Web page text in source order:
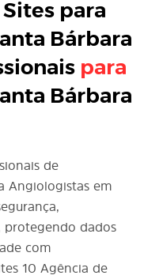
para
Bárbara
para
Bárbara
de
Angiologistas em
protegendo dados
com
10 Agência de